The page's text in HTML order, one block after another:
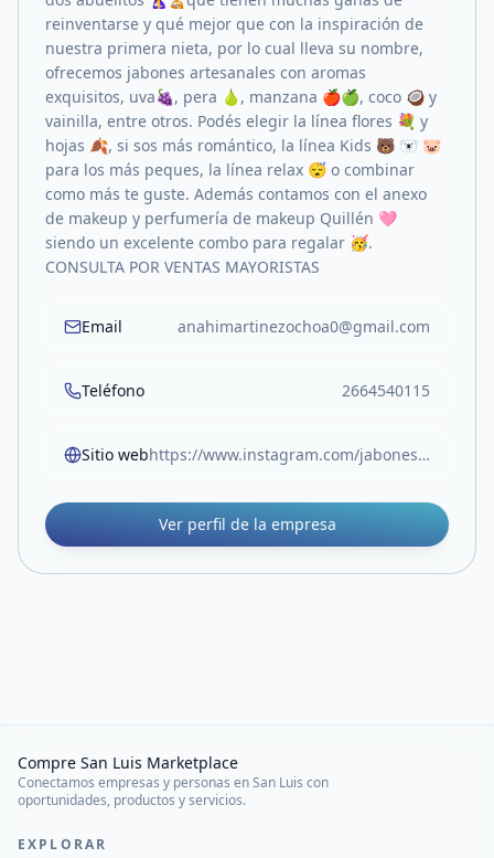
reinventarse y qué mejor que con la inspiración de
nuestra primera nieta, por lo cual lleva su nombre,
ofrecemos jabones artesanales con aromas
exquisitos, uva🍇, pera 🍐, manzana 🍎🍏, coco 🥥 y
vainilla, entre otros. Podés elegir la línea flores 💐 y
hojas 🍂, si sos más romántico, la línea Kids 🐻 🐻‍❄️ 🐷
para los más peques, la línea relax 😴 o combinar
como más te guste. Además contamos con el anexo
de makeup y perfumería de makeup Quillén 🩷
siendo un excelente combo para regalar 🥳.
CONSULTA POR VENTAS MAYORISTAS
Email anahimartinezochoa0@gmail.com
Teléfono 2664540115
Sitio web https://www.instagram.com/jabonesaiken?igsh=Z2EyNzNwaWwxbzdx
Ver perfil de la empresa
Compre San Luis Marketplace
Conectamos empresas y personas en San Luis con
oportunidades, productos y servicios.
EXPLORAR